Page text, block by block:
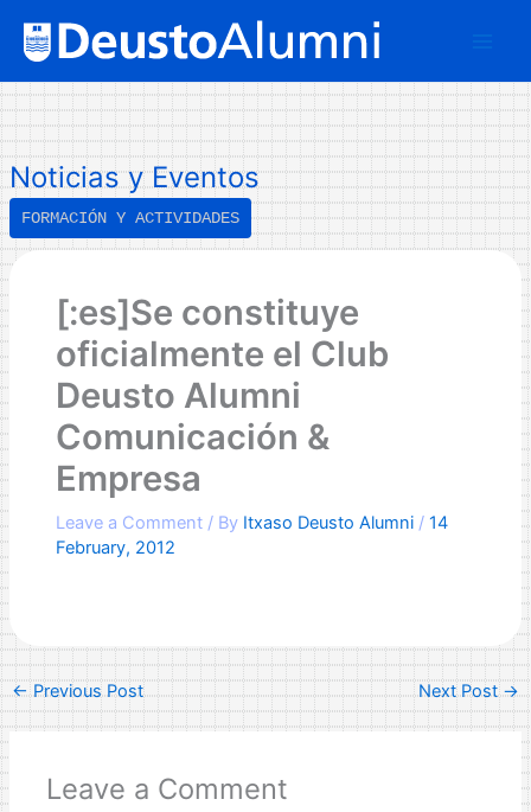
u
s
c
a
r
Noticias y Eventos
FORMACIÓN Y ACTIVIDADES
[:es]Se constituye
oficialmente el Club
Deusto Alumni
Comunicación &
Empresa
Leave a Comment / By Itxaso Deusto Alumni / 14
February, 2012
←Previous Post Next Post→
Leave a Comment